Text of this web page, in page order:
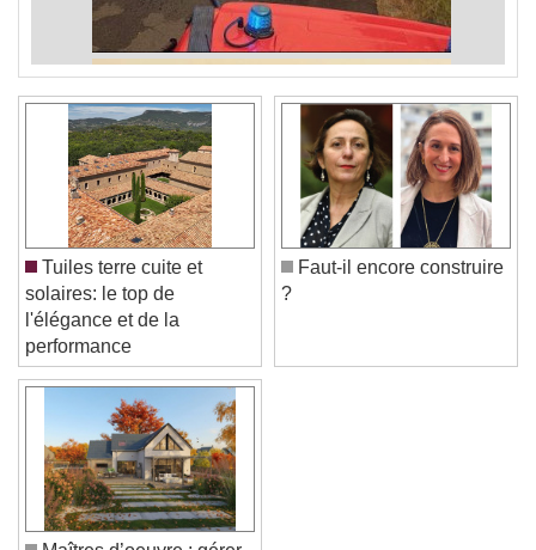
Tuiles terre cuite et
solaires: le top de
l'élégance et de la
performance